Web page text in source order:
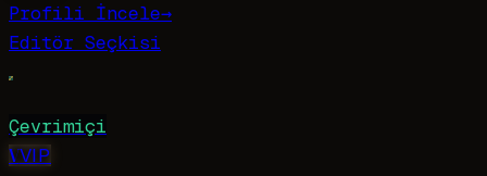
Profili İncele→
Editör Seçkisi
Çevrimiçi
VVIP